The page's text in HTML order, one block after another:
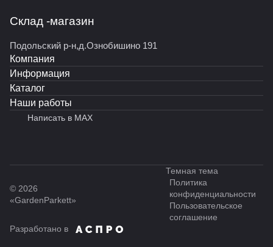
Склад -магазин
Подольский р-н,д.Ознобишино 191
Компания
Информация
Каталог
Наши работы
Написать в MAX
© 2026
«GardenParkett»
Темная тема
Политика
конфиденциальности
Пользовательское
соглашение
Разработано в